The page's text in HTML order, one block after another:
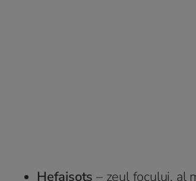
Hefaisots – zeul focului, al